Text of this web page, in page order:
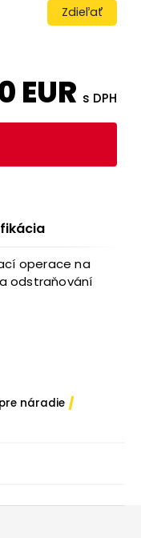
Zdieľať
EUR s DPH
operace na
odstraňování
náradie /